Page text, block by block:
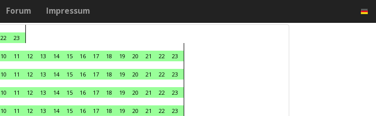
Forum Impressum
22
23
10 11 12 13 14 15 16 17 18 19 20 21 22
23
10 11 12 13 14 15 16 17 18 19 20 21 22
23
10 11 12 13 14 15 16 17 18 19 20 21 22
23
10 11 12 13 14 15 16 17 18 19 20 21 22
23